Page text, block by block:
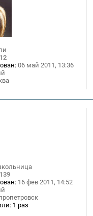
12
06 май 2011, 13:36
139
16 фев 2011, 14:52
1 раз